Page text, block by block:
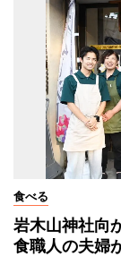
食べる
岩木山神社向
食職人の夫婦